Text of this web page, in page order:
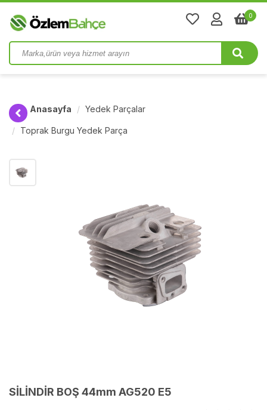
0
Anasayfa Yedek Parçalar
Toprak Burgu Yedek Parça
SİLİNDİR BOŞ 44mm AG520 E5